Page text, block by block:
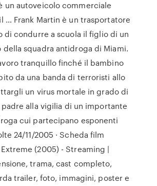
un autoveicolo commerciale
… Frank Martin è un trasportatore
di condurre a scuola il figlio di un
della squadra antidroga di Miami.
tranquillo finché il bambino
da una banda di terroristi allo
un virus mortale in grado di
alla vigilia di un importante
cui partecipano esponenti
24/11/2005 · Scheda film
(2005) - Streaming |
trama, cast completo,
trailer, foto, immagini, poster e